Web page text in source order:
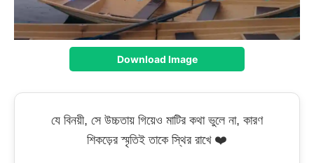
Download Image
যে বিনয়ী, সে উচ্চতায় গিয়েও মাটির কথা ভুলে না, কারণ
শিকড়ের স্মৃতিই তাকে স্থির রাখে ❤️